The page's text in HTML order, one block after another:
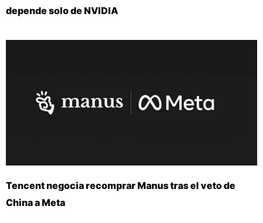
depende solo de NVIDIA
Tencent negocia recomprar Manus tras el veto de
China a Meta